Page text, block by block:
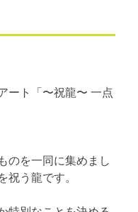
ート「〜祝龍〜 一点
のを一同に集めまし
祝う龍です。